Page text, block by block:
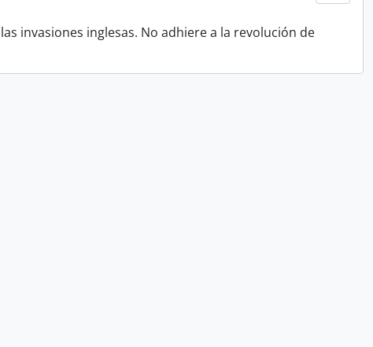
invasiones inglesas. No adhiere a la revolución de